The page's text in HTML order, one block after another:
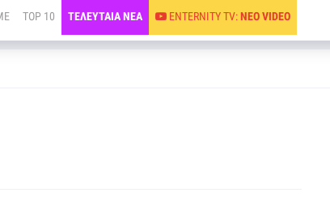
TOP 10 ΤΕΛΕΥΤΑΙΑ ΝΕΑ ENTERNITY TV:ΝΕΟ VIDEO